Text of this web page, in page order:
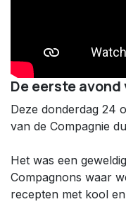
De eerste
Deze donderdag 24
van de Compagnie
Het was een
Compagnons waar
recepten met kool